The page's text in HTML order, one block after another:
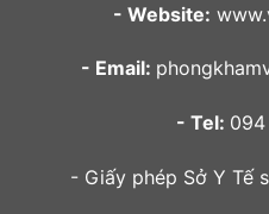
- Website:
- Email:
- Tel:
- Giấy phép Sở Y Tế